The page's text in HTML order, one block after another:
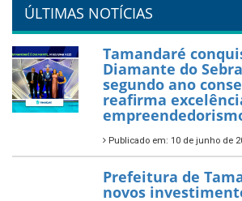
PartiuENEM —
garante transporte
para os estudantes
7 de novembro de
Política Nacional
— Tamandaré tem
Aplicação de
habilitado